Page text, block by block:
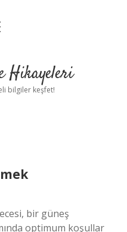
Hikayeleri
bilgiler keşfet!
bir güneş
optimum koşullar